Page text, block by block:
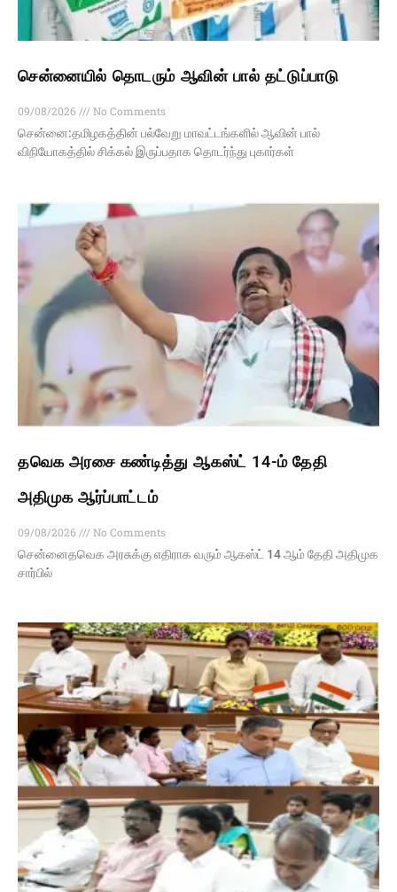
சென்னையில் தொடரும் ஆவின் பால் தட்டுப்பாடு
09/08/2026
No Comments
சென்னை:தமிழகத்தின் பல்வேறு மாவட்டங்களில் ஆவின் பால்
விநியோகத்தில் சிக்கல் இருப்பதாக தொடர்ந்து புகார்கள்
தவெக அரசை கண்டித்து ஆகஸ்ட் 14-ம் தேதி
அதிமுக ஆர்ப்பாட்டம்
09/08/2026
No Comments
சென்னைதவெக அரசுக்கு எதிராக வரும் ஆகஸ்ட் 14 ஆம் தேதி அதிமுக
சார்பில்